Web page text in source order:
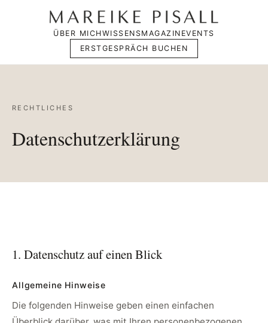
ÜBER MICHWISSENSMAGAZIN EVENTS
ERSTGESPRÄCH BUCHEN
RECHTLICHES
Datenschutzerklärung
1. Datenschutz auf einen Blick
Allgemeine Hinweise
Die folgenden Hinweise geben einen einfachen